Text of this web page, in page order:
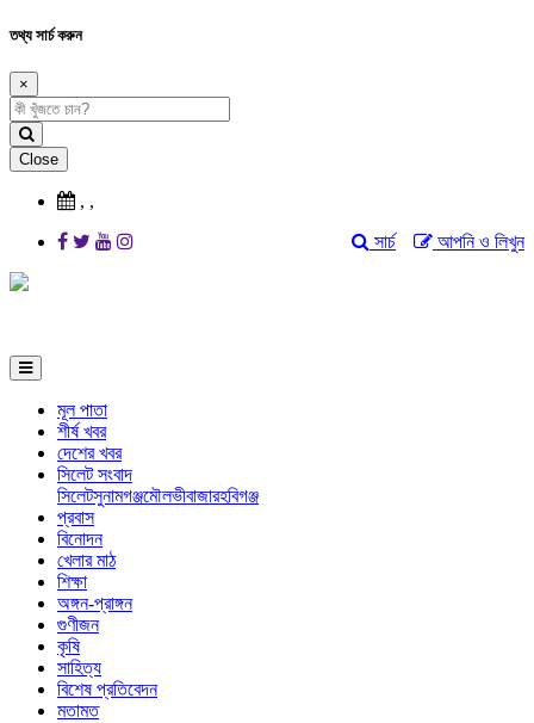
তথ্য সার্চ করুন
×
Close
, ,
আপনি ও লিখুন
সার্চ
মূল পাতা
শীর্ষ খবর
দেশের খবর
সিলেট সংবাদ
সিলেটসুনামগঞ্জমৌলভীবাজারহবিগঞ্জ
প্রবাস
বিনোদন
খেলার মাঠ
শিক্ষা
অঙ্গন-প্রাঙ্গন
গুণীজন
কৃষি
সাহিত্য
বিশেষ প্রতিবেদন
মতামত